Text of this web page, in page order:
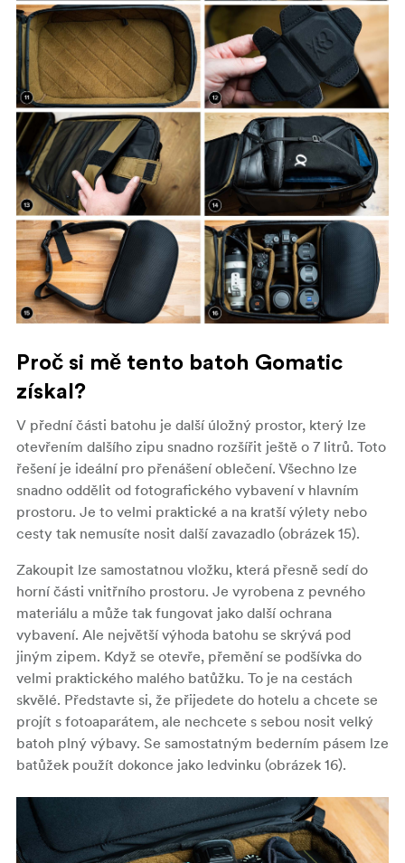
Proč si mě tento batoh Gomatic
získal?
V přední části batohu je další úložný prostor, který lze
otevřením dalšího zipu snadno rozšířit ještě o 7 litrů. Toto
řešení je ideální pro přenášení oblečení. Všechno lze
snadno oddělit od fotografického vybavení v hlavním
prostoru. Je to velmi praktické a na kratší výlety nebo
cesty tak nemusíte nosit další zavazadlo (obrázek 15).
Zakoupit lze samostatnou vložku, která přesně sedí do
horní části vnitřního prostoru. Je vyrobena z pevného
materiálu a může tak fungovat jako další ochrana
vybavení. Ale největší výhoda batohu se skrývá pod
jiným zipem. Když se otevře, přemění se podšívka do
velmi praktického malého batůžku. To je na cestách
skvělé. Představte si, že přijedete do hotelu a chcete se
projít s fotoaparátem, ale nechcete s sebou nosit velký
batoh plný výbavy. Se samostatným bederním pásem lze
batůžek použít dokonce jako ledvinku (obrázek 16).